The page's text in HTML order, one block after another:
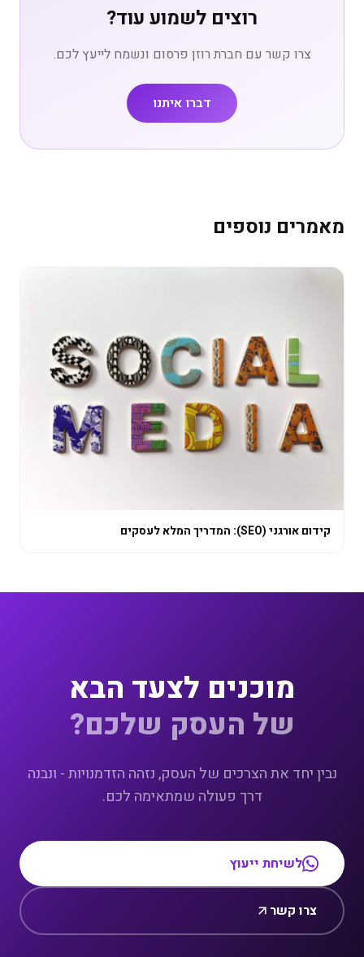
רוצים לשמוע עוד?
צרו קשר עם חברת רוזן פרסום ונשמח לייעץ לכם.
דברו איתנו
מאמרים נוספים
קידום אורגני (SEO): המדריך המלא לעסקים
מוכנים לצעד הבא
של העסק שלכם?
נבין יחד את הצרכים של העסק, נזהה הזדמנויות - ונבנה
דרך פעולה שמתאימה לכם.
לשיחת ייעוץ
צרו קשר